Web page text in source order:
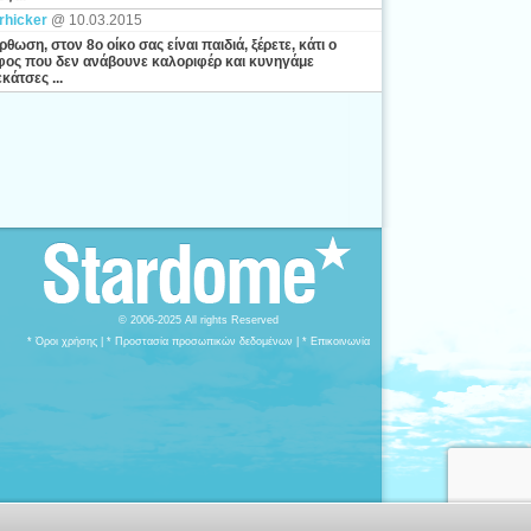
@ 10.03.2015
στον 8ο οίκο σας είναι παιδιά, ξέρετε, κάτι ο
που δεν ανάβουνε καλοριφέρ και κυνηγάμε
...
© 2006-2025 All rights Reserved
* Όροι χρήσης
* Προστασία προσωπικών δεδομένων * Επικοινωνία